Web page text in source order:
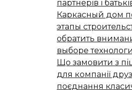
партнерів і
Каркасный дом
этапы
обратить
выборе
Що замовити з
для компанії
поєднання